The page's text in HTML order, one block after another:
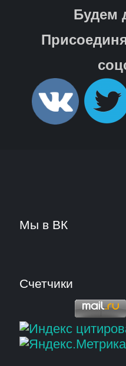
Будем
Мы в ВК
Счетчики